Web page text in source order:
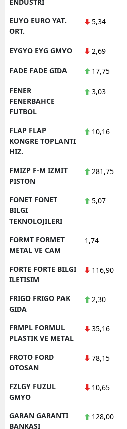
EUYO EURO YAT.
ORT.
5,34
EYGYO EYG GMYO 2,69
FADE FADE GIDA 17,75
FENER
FENERBAHCE
FUTBOL
3,03
FLAP FLAP
KONGRE TOPLANTI
HIZ.
10,16
FMIZP F-M IZMIT
PISTON
281,75
FONET FONET
BILGI
TEKNOLOJILERI
5,07
FORMT FORMET
METAL VE CAM
1,74
FORTE FORTE BILGI
ILETISIM
116,90
FRIGO FRIGO PAK
GIDA
2,30
FRMPL FORMUL
PLASTIK VE METAL
35,16
FROTO FORD
OTOSAN
78,15
FZLGY FUZUL
GMYO
10,65
GARAN GARANTI
BANKASI
128,00